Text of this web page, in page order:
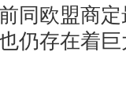
同欧盟商
仍存在着